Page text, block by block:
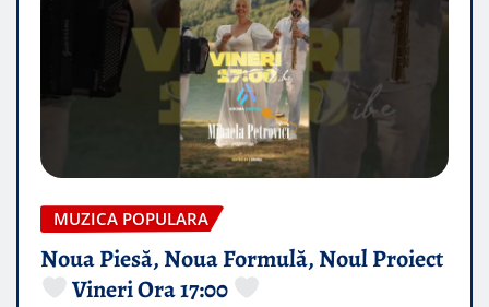
MUZICA POPULARA
Noua Piesă, Noua Formulă, Noul Proiect
Vineri Ora 17:00